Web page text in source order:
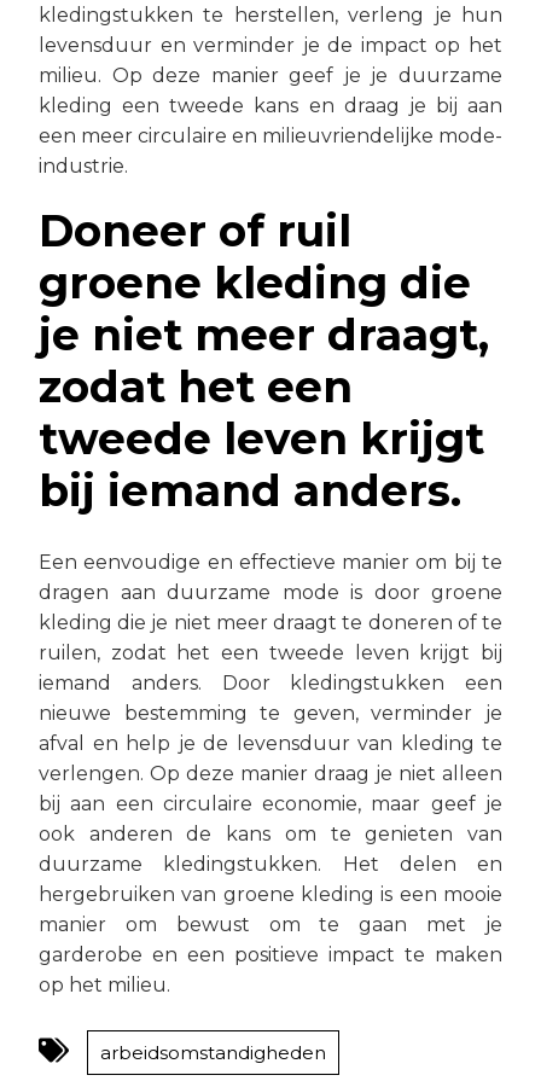
kledingstukken te herstellen, verleng je hun
levensduur en verminder je de impact op het
milieu. Op deze manier geef je je duurzame
kleding een tweede kans en draag je bij aan
een meer circulaire en milieuvriendelijke mode-
industrie.
Doneer of ruil
groene kleding die
je niet meer draagt,
zodat het een
tweede leven krijgt
bij iemand anders.
Een eenvoudige en effectieve manier om bij te
dragen aan duurzame mode is door groene
kleding die je niet meer draagt te doneren of te
ruilen, zodat het een tweede leven krijgt bij
iemand anders. Door kledingstukken een
nieuwe bestemming te geven, verminder je
afval en help je de levensduur van kleding te
verlengen. Op deze manier draag je niet alleen
bij aan een circulaire economie, maar geef je
ook anderen de kans om te genieten van
duurzame kledingstukken. Het delen en
hergebruiken van groene kleding is een mooie
manier om bewust om te gaan met je
garderobe en een positieve impact te maken
op het milieu.
arbeidsomstandigheden